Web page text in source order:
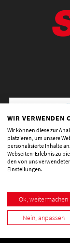
Copyright © 2025
WIR VERWENDEN
Wir können diese zur
platzieren, um unsere
personalisierte Inhalte
Webseiten-Erlebnis zu
den von uns
Einstellungen.
Ok, weitermachen
Nein, anpassen